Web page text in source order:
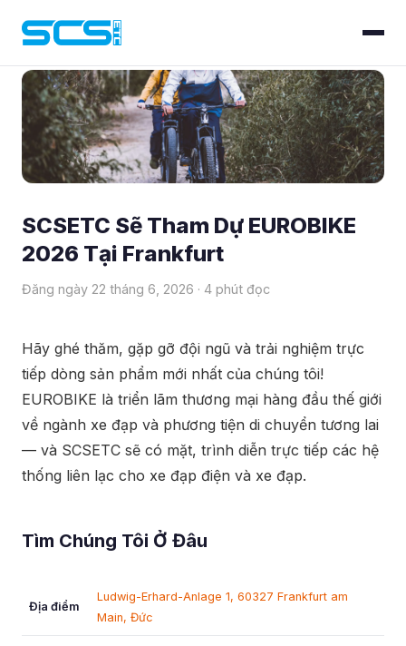
Blog › EUROBIKE 2026
SCSETC Sẽ Tham Dự EUROBIKE
2026 Tại Frankfurt
Đăng ngày 22 tháng 6, 2026 · 4 phút đọc
Hãy ghé thăm, gặp gỡ đội ngũ và trải nghiệm trực
tiếp dòng sản phẩm mới nhất của chúng tôi!
EUROBIKE là triển lãm thương mại hàng đầu thế giới
về ngành xe đạp và phương tiện di chuyển tương lai
— và SCSETC sẽ có mặt, trình diễn trực tiếp các hệ
thống liên lạc cho xe đạp điện và xe đạp.
Tìm Chúng Tôi Ở Đâu
Địa điểm
Ludwig-Erhard-Anlage 1, 60327 Frankfurt am
Main, Đức